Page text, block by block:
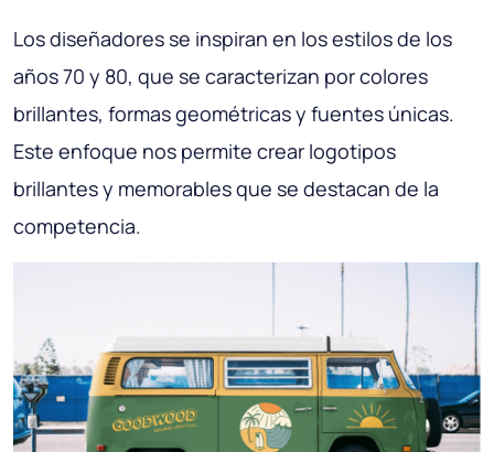
Los diseñadores se inspiran en los estilos de los
años 70 y 80, que se caracterizan por colores
brillantes, formas geométricas y fuentes únicas.
Este enfoque nos permite crear logotipos
brillantes y memorables que se destacan de la
competencia.